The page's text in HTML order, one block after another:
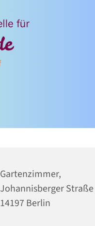
Gartenzimmer,
Johannisberger Straße
14197 Berlin